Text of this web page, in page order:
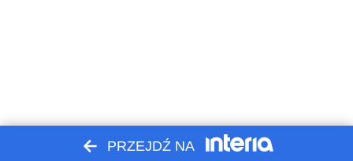
PRZEJDŹ NA